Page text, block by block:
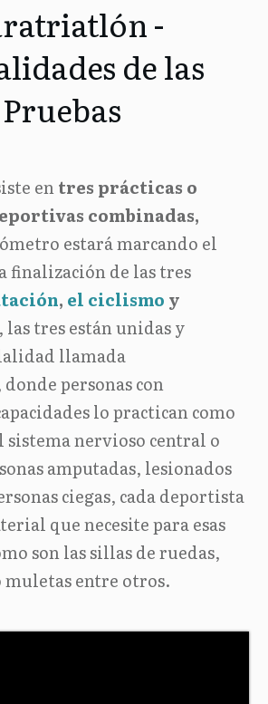
-
de las
Pruebas
entres prácticas o
combinadas,
estará marcando el
finalización de las tres
, el ciclismo y
, las tres están unidas y
llamada
donde personas con
lo practican como
sistema nervioso central o
amputadas, lesionados
ciegas, cada deportista
que necesite para esas
son las sillas de ruedas,
muletas entre otros.